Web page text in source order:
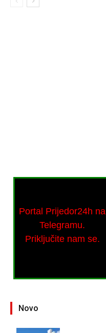
Portal Prijedor24h na
Telegramu.
Priključite nam se.
Novo